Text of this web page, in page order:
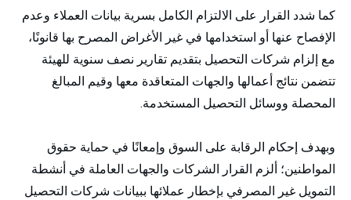
كما شدد القرار على الالتزام الكامل بسرية بيانات العملاء وعدم
الإفصاح عنها أو استخدامها في غير الأغراض المصرح بها قانونًا،
مع إلزام شركات التحصيل بتقديم تقارير نصف سنوية للهيئة
تتضمن نتائج أعمالها والجهات المتعاقدة معها وقيم المبالغ
المحصلة ووسائل التحصيل المستخدمة.
وبهدف إحكام الرقابة على السوق وإمعانًا في حماية حقوق
المواطنين؛ ألزم القرار الشركات والجهات العاملة في أنشطة
التمويل غير المصرفي بإخطار عملائها ببيانات شركات التحصيل